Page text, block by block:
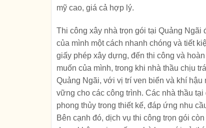
mỹ cao, giá cả hợp lý.
Thi công xây nhà trọn gói tại Quảng
của mình một cách nhanh chóng và tiết
giấy phép xây dựng, đến thi công và
muốn của mình, trong khi nhà thầu chịu
Quảng Ngãi, với vị trí ven biển và khí
vững cho các công trình. Các nhà thầu
phong thủy trong thiết kế, đáp ứng nhu
Bên cạnh đó, dịch vụ thi công trọn gói